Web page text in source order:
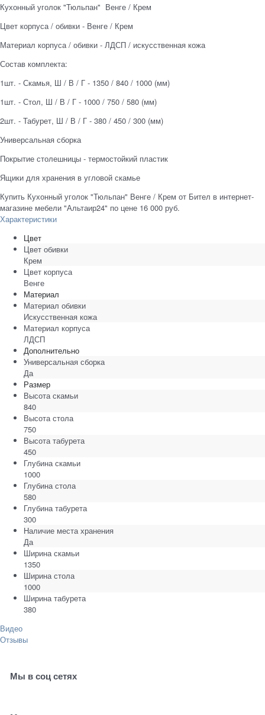
Кухонный уголок "Тюльпан" Венге / Крем
Цвет корпуса / обивки - Венге / Крем
Материал корпуса / обивки - ЛДСП / искусственная кожа
Состав комплекта:
1шт. - Скамья, Ш / В / Г - 1350 / 840 / 1000 (мм)
1шт. - Стол, Ш / В / Г - 1000 / 750 / 580 (мм)
2шт. - Табурет, Ш / В / Г - 380 / 450 / 300 (мм)
Универсальная сборка
Покрытие столешницы - термостойкий пластик
Ящики для хранения в угловой скамье
Купить Кухонный уголок "Тюльпан" Венге / Крем от Бител в интернет-
магазине мебели "Альтаир24" по цене 16 000 руб.
Характеристики
Цвет
Цвет обивки
Крем
Цвет корпуса
Венге
Материал
Материал обивки
Искусственная кожа
Материал корпуса
ЛДСП
Дополнительно
Универсальная сборка
Да
Размер
Высота скамьи
840
Высота стола
750
Высота табурета
450
Глубина скамьи
1000
Глубина стола
580
Глубина табурета
300
Наличие места хранения
Да
Ширина скамьи
1350
Ширина стола
1000
Ширина табурета
380
Видео
Отзывы
Мы в соц сетях